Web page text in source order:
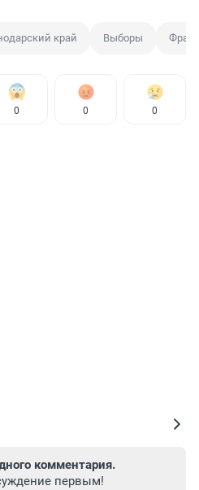
край Выборы
0 0 0
комментария.
первым!